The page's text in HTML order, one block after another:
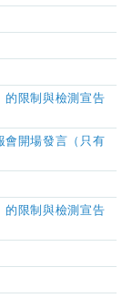
的限制與檢測宣告
會開場發言（只有
的限制與檢測宣告